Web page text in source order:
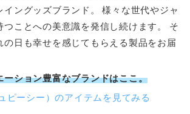
イングッズブランド。 様々な世代やジャ
つことへの美意識を発信し続けます。 そ
の日も幸せを感じてもらえる製品をお届
ーション豊富なブランドはここ。
ピーシー）のアイテムを見てみる